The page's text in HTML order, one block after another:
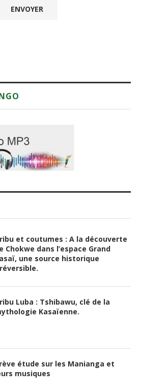
et coutumes : A la découverte
Chokwe dans l’espace Grand
une source historique
Luba : Tshibawu, clé de la
Kasaïenne.
étude sur les Manianga et
musiques